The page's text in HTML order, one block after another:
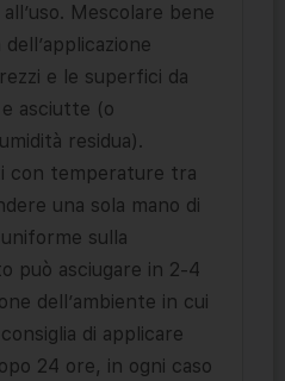
Mescolare bene
e le superfici da
asciutte (o
residua).
con temperature tra
una sola mano di
sulla
può asciugare in 2-4
dell’ambiente in cui
di applicare
24 ore, in ogni caso